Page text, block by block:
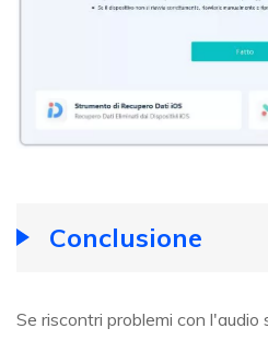
Conclusione
Se riscontri problemi con